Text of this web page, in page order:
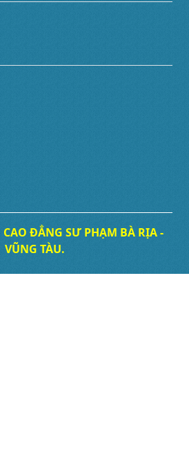
ĐẲNG SƯ PHẠM BÀ RỊA -
VŨNG TÀU.